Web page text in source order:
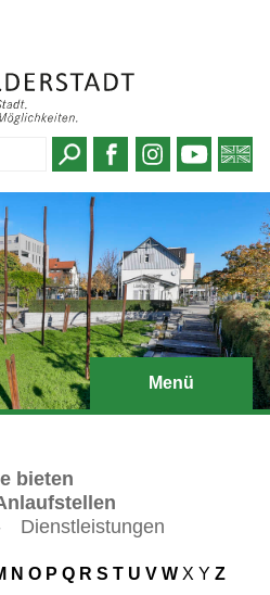
Menü
bieten
Dienstleistungen
N O P Q R S T U V W X Y Z